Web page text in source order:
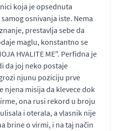
koja je opsednuta
osnivanja iste. Nema
prestavlja sebe da
maglu, konstantno se
HVALITE ME". Perfidna je
da joj neko postaje
njunu poziciju prve
njena misija da klevece dok
ona rusi rekord u broju
i oterala, a vlasnik nije
brine o virmi, i na taj način